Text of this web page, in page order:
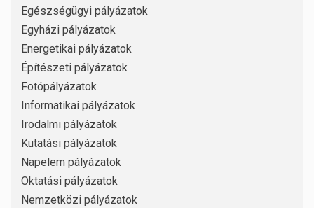
Egészségügyi pályázatok
Egyházi pályázatok
Energetikai pályázatok
Építészeti pályázatok
Fotópályázatok
Informatikai pályázatok
Irodalmi pályázatok
Kutatási pályázatok
Napelem pályázatok
Oktatási pályázatok
Nemzetközi pályázatok